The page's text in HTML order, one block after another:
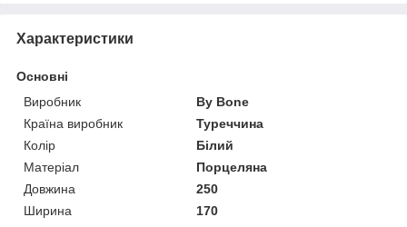
Характеристики
Основні
Виробник
By Bone
Країна виробник
Туреччина
Колір
Білий
Матеріал
Порцеляна
Довжина
250
Ширина
170